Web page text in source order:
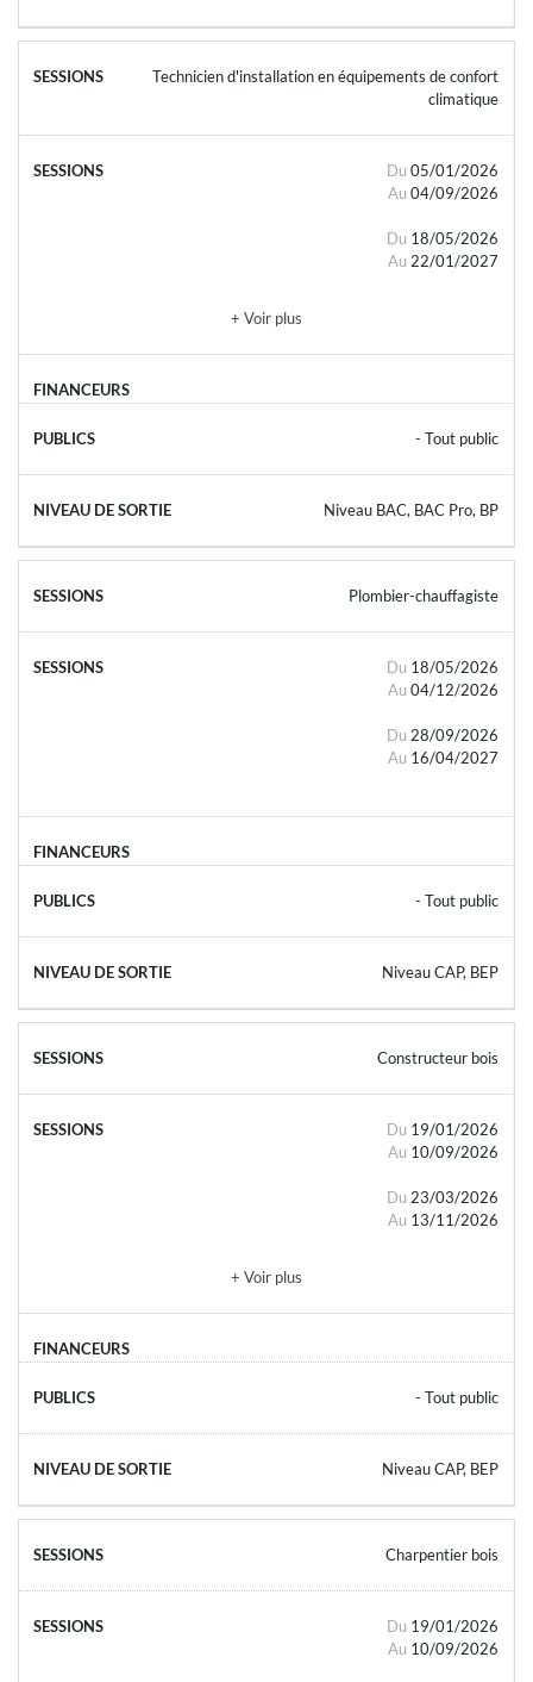
Technicien d'installation en équipements de confort
climatique
Du 05/01/2026
Au 04/09/2026
Du 18/05/2026
Au 22/01/2027
+ Voir plus
- Tout public
Niveau BAC, BAC Pro, BP
Plombier-chauffagiste
Du 18/05/2026
Au 04/12/2026
Du 28/09/2026
Au 16/04/2027
- Tout public
Niveau CAP, BEP
Constructeur bois
Du 19/01/2026
Au 10/09/2026
Du 23/03/2026
Au 13/11/2026
+ Voir plus
- Tout public
Niveau CAP, BEP
Charpentier bois
Du 19/01/2026
Au 10/09/2026